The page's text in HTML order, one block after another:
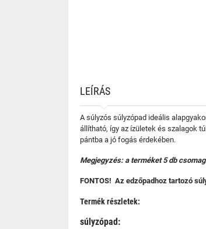
LEÍRÁS
A súlyzós súlyzópad ideális
állítható, így az ízületek és szalagok
pántba a jó fogás érdekében.
Megjegyzés: a terméket 5 db
FONTOS! Az edzőpadhoz tartozó
Termék részletek:
súlyzópad: